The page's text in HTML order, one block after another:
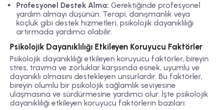
Profesyonel Destek Alma: Gerektiğinde profesyonel
yardım almayı düşünün. Terapi, danışmanlık veya
koçluk gibi destek hizmetleri, psikolojik dayanıklılığı
artırmada yardımcı olabilir.
Psikolojik Dayanıklılığı Etkileyen Koruyucu Faktörler
Psikolojik dayanıklılığı etkileyen koruyucu faktörler, bireyin
stres, travma ve zorluklar karşısında esnek, uyumlu ve
dayanıklı olmasını destekleyen unsurlardır. Bu faktörler,
bireyin olumlu bir psikolojik sağlamlık seviyesine
ulaşmasına ve sürdürmesine yardımcı olur. İşte psikolojik
dayanıklılığı etkileyen koruyucu faktörlerin bazıları: